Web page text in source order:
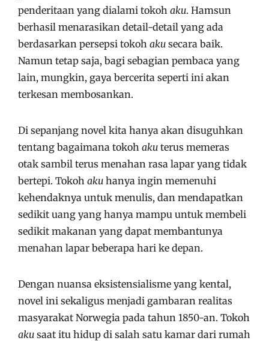
penderitaan yang dialami tokoh aku. Hamsun
berhasil menarasikan detail-detail yang ada
berdasarkan persepsi tokoh aku secara baik.
Namun tetap saja, bagi sebagian pembaca yang
lain, mungkin, gaya bercerita seperti ini akan
terkesan membosankan.
Di sepanjang novel kita hanya akan disuguhkan
tentang bagaimana tokoh aku terus memeras
otak sambil terus menahan rasa lapar yang tidak
bertepi. Tokoh aku hanya ingin memenuhi
kehendaknya untuk menulis, dan mendapatkan
sedikit uang yang hanya mampu untuk membeli
sedikit makanan yang dapat membantunya
menahan lapar beberapa hari ke depan.
Dengan nuansa eksistensialisme yang kental,
novel ini sekaligus menjadi gambaran realitas
masyarakat Norwegia pada tahun 1850-an. Tokoh
aku saat itu hidup di salah satu kamar dari rumah